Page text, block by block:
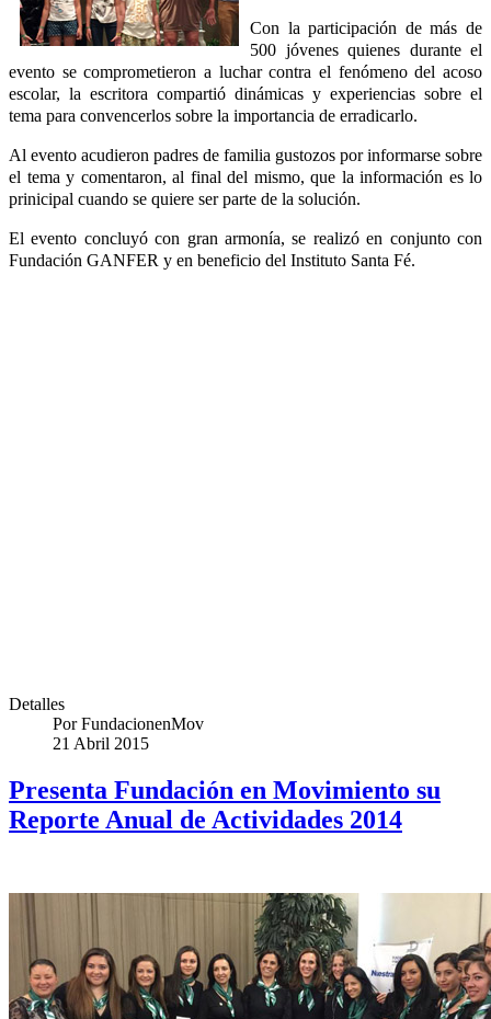
Con la participación de más de
500 jóvenes quienes durante el
evento se comprometieron a luchar contra el fenómeno del acoso
escolar, la escritora compartió dinámicas y experiencias sobre el
tema para convencerlos sobre la importancia de erradicarlo.
Al evento acudieron padres de familia gustozos por informarse sobre
el tema y comentaron, al final del mismo, que la información es lo
prinicipal cuando se quiere ser parte de la solución.
El evento concluyó con gran armonía, se realizó en conjunto con
Fundación GANFER y en beneficio del Instituto Santa Fé.
Detalles
PorFundacionenMov
21 Abril 2015
Presenta Fundación en Movimiento su
Reporte Anual de Actividades 2014